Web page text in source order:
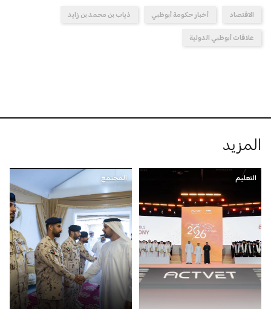
الاقتصاد أخبار حكومة أبوظبي ذياب بن محمد بن زايد
علاقات أبوظبي الدولية
المزيد
التعليم المجتمع